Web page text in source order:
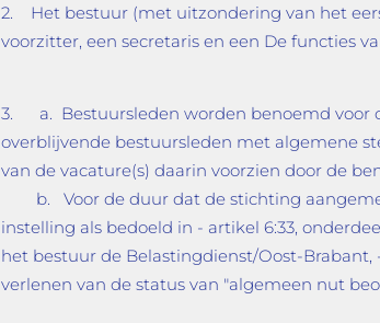
2. Het bestuur (met uitzondering van het
voorzitter, een secretaris en een De functies
3. a. Bestuursleden worden benoemd voor
overblijvende bestuursleden met algemene
van de vacature(s) daarin voorzien door de
b. Voor de duur dat de stichting
instelling als bedoeld in - artikel 6:33,
het bestuur de Belastingdienst/Oost-
verlenen van de status van "algemeen nut